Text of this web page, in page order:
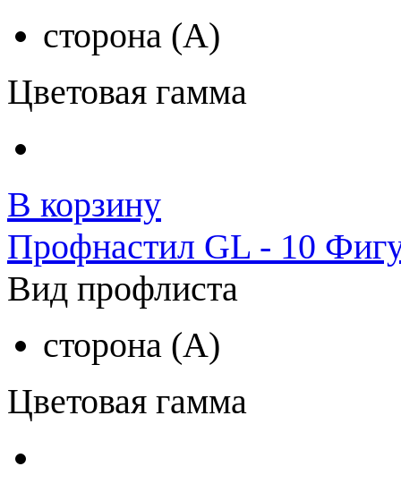
сторона (A)
Цветовая гамма
В корзину
Профнастил GL - 10
Вид профлиста
сторона (A)
Цветовая гамма